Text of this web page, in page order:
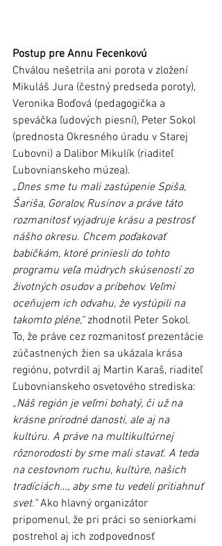
Postup pre Annu Fecenkovú
Chválou nešetrila ani porota v zložení
Mikuláš Jura (čestný predseda poroty),
Veronika Boďová (pedagogička a
speváčka ľudových piesní), Peter Sokol
(prednosta Okresného úradu v Starej
Ľubovni) a Dalibor Mikulík (riaditeľ
Ľubovnianskeho múzea).
„Dnes sme tu mali zastúpenie Spiša,
Šariša, Goralov, Rusínov a práve táto
rozmanitosť vyjadruje krásu a pestrosť
nášho okresu. Chcem poďakovať
babičkám, ktoré priniesli do tohto
programu veľa múdrych skúseností zo
životných osudov a príbehov. Veľmi
oceňujem ich odvahu, že vystúpili na
takomto pléne,“ zhodnotil Peter Sokol.
To, že práve cez rozmanitosť prezentácie
zúčastnených žien sa ukázala krása
regiónu, potvrdil aj Martin Karaš, riaditeľ
Ľubovnianskeho osvetového strediska:
„Náš región je veľmi bohatý, či už na
krásne prírodné danosti, ale aj na
kultúru. A práve na multikultúrnej
rôznorodosti by sme mali stavať. A teda
na cestovnom ruchu, kultúre, našich
tradíciách…, aby sme tu vedeli pritiahnuť
svet.“ Ako hlavný organizátor
pripomenul, že pri práci so seniorkami
postrehol aj ich zodpovednosť